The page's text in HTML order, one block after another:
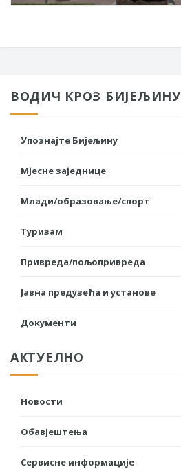
ВОДИЧ КРОЗ БИЈЕЉИНУ
Упознајте Бијељину
Мјесне заједнице
Млади/образовање/спорт
Туризам
Привреда/пољопривреда
Јавна предузећа и установе
Документи
АКТУЕЛНО
Новости
Обавјештења
Сервисне информације